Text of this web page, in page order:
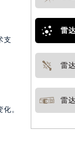
支
。
雷
雷
雷